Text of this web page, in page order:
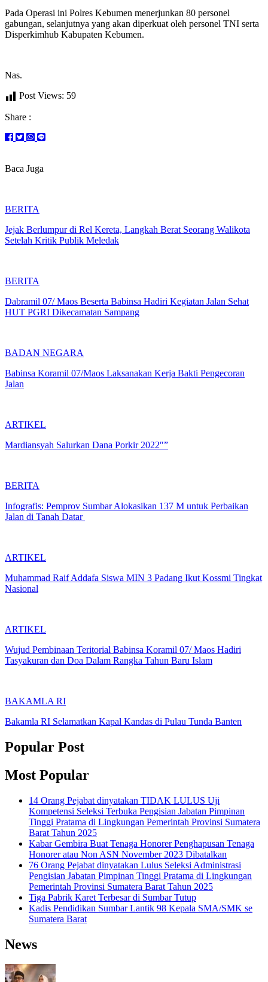
Pada Operasi ini Polres Kebumen menerjunkan 80 personel
gabungan, selanjutnya yang akan diperkuat oleh personel TNI serta
Disperkimhub Kabupaten Kebumen.
Nas.
Post Views: 59
Share :
Baca Juga
BERITA
Jejak Berlumpur di Rel Kereta, Langkah Berat Seorang Walikota
Setelah Kritik Publik Meledak
BERITA
Dabramil 07/ Maos Beserta Babinsa Hadiri Kegiatan Jalan Sehat
HUT PGRI Dikecamatan Sampang
BADAN NEGARA
Babinsa Koramil 07/Maos Laksanakan Kerja Bakti Pengecoran
Jalan
ARTIKEL
Mardiansyah Salurkan Dana Porkir 2022″”
BERITA
Infografis: Pemprov Sumbar Alokasikan 137 M untuk Perbaikan
Jalan di Tanah Datar
ARTIKEL
Muhammad Raif Addafa Siswa MIN 3 Padang Ikut Kossmi Tingkat
Nasional
ARTIKEL
Wujud Pembinaan Teritorial Babinsa Koramil 07/ Maos Hadiri
Tasyakuran dan Doa Dalam Rangka Tahun Baru Islam
BAKAMLA RI
Bakamla RI Selamatkan Kapal Kandas di Pulau Tunda Banten
Popular Post
Most Popular
14 Orang Pejabat dinyatakan TIDAK LULUS Uji
Kompetensi Seleksi Terbuka Pengisian Jabatan Pimpinan
Tinggi Pratama di Lingkungan Pemerintah Provinsi Sumatera
Barat Tahun 2025
Kabar Gembira Buat Tenaga Honorer Penghapusan Tenaga
Honorer atau Non ASN November 2023 Dibatalkan
76 Orang Pejabat dinyatakan Lulus Seleksi Administrasi
Pengisian Jabatan Pimpinan Tinggi Pratama di Lingkungan
Pemerintah Provinsi Sumatera Barat Tahun 2025
Tiga Pabrik Karet Terbesar di Sumbar Tutup
Kadis Pendidikan Sumbar Lantik 98 Kepala SMA/SMK se
Sumatera Barat
News